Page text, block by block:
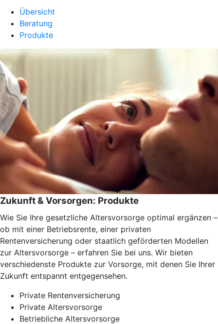
Übersicht
Beratung
Produkte
Zukunft & Vorsorgen: Produkte
Wie Sie Ihre gesetzliche Altersvorsorge optimal ergänzen –
ob mit einer Betriebsrente, einer privaten
Rentenversicherung oder staatlich geförderten Modellen
zur Altersvorsorge – erfahren Sie bei uns. Wir bieten
verschiedenste Produkte zur Vorsorge, mit denen Sie Ihrer
Zukunft entspannt entgegensehen.
Private Rentenversicherung
Private Altersvorsorge
Betriebliche Altersvorsorge